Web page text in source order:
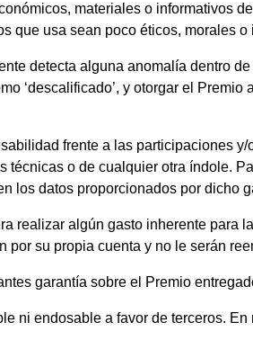
materiales o informativos
que usa sean poco éticos, morales
detecta alguna anomalía dentro
‘descalificado’, y otorgar el
frente a las participaciones
técnicas o de cualquier otra índole.
los datos proporcionados por dicho
realizar algún gasto inherente para
por su propia cuenta y no le serán
garantía sobre el Premio
ni endosable a favor de terceros.